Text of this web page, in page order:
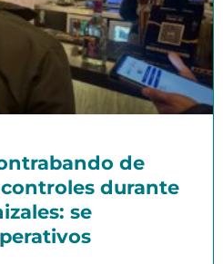
de
durante
se